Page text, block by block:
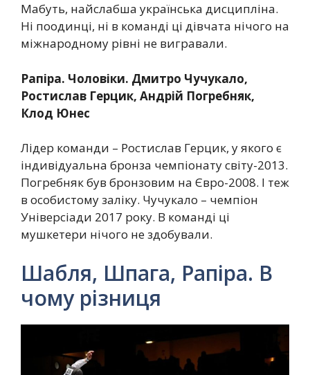
Мабуть, найслабша українська дисципліна.
Ні поодинці, ні в команді ці дівчата нічого на
міжнародному рівні не вигравали.
Рапіра. Чоловіки. Дмитро Чучукало,
Ростислав Герцик, Андрій Погребняк,
Клод Юнес
Лідер команди – Ростислав Герцик, у якого є
індивідуальна бронза чемпіонату світу-2013.
Погребняк був бронзовим на Євро-2008. І теж
в особистому заліку. Чучукало – чемпіон
Універсіади 2017 року. В команді ці
мушкетери нічого не здобували.
Шабля, Шпага, Рапіра. В
чому різниця